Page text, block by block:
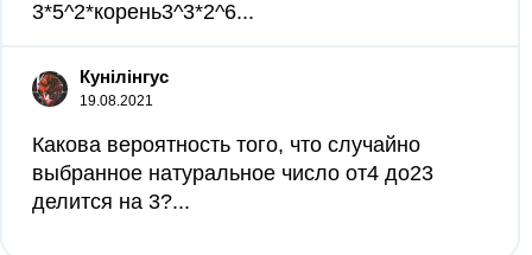
3*5^2*корень3^3*2^6...
Кунілінгус
19.08.2021
Какова вероятность того, что случайно
выбранное натуральное число от4 до23
делится на 3?...